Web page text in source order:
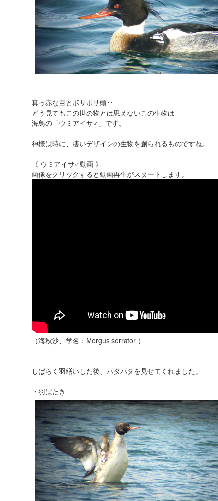
真っ赤な目とボサボサ頭‥
どう見てもこの世の物とは思えないこの生物は
海鳥の「ウミアイサ♂」です。
神様は時に、凄いデザインの生物を創られるものですね。
《 ウミアイサ♂動画 》
画像をクリックすると動画再生がスタートします。
（海秋沙、学名：Mergus serrator ）
しばらく羽繕いした後、パタパタを見せてくれました。
・羽ばたき